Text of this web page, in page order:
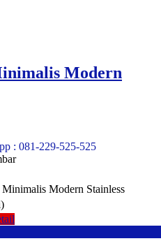
Modern
: 081-229-525-525
Modern Stainless